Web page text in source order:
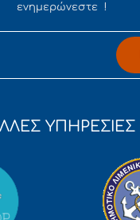
ενημερώνεστε !
ΥΠΗΡΕΣΙΕΣ